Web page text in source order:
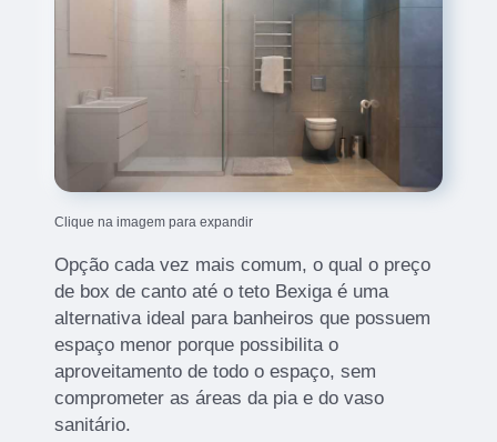
Clique na imagem para expandir
Opção cada vez mais comum, o qual o preço
de box de canto até o teto Bexiga é uma
alternativa ideal para banheiros que possuem
espaço menor porque possibilita o
aproveitamento de todo o espaço, sem
comprometer as áreas da pia e do vaso
sanitário.